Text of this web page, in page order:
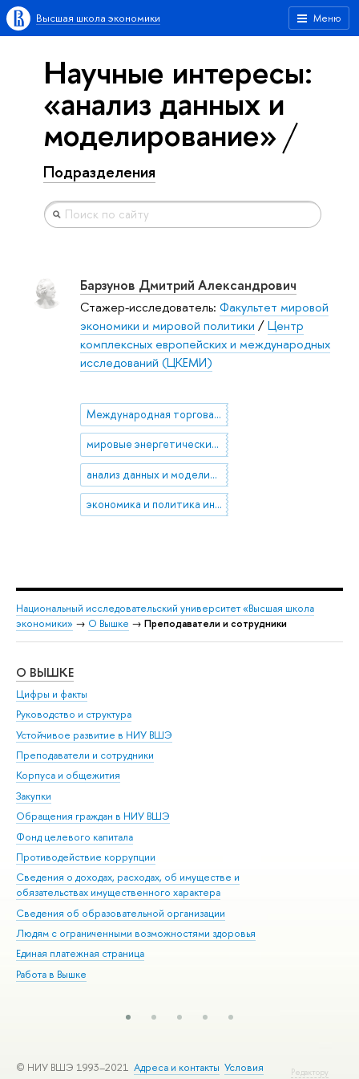
Меню
Высшая школа экономики
Научные интересы:
«анализ данных и
моделирование»
Подразделения
Барзунов Дмитрий Александрович
Стажер-исследователь: Факультет мировой
экономики и мировой политики /Центр
комплексных европейских и международных
исследований (ЦКЕМИ)
Международная торговая политика
мировые энергетические рынки
анализ данных и моделирование
экономика и политика индии
Национальный исследовательский университет «Высшая школа
экономики» → О Вышке → Преподаватели и сотрудники
О ВЫШКЕ
Цифры и факты
Руководство и структура
Устойчивое развитие в НИУ ВШЭ
Преподаватели и сотрудники
Корпуса и общежития
Закупки
Обращения граждан в НИУ ВШЭ
Фонд целевого капитала
Противодействие коррупции
Сведения о доходах, расходах, об имуществе и
обязательствах имущественного характера
Сведения об образовательной организации
Людям с ограниченными возможностями здоровья
Единая платежная страница
Работа в Вышке
Редактору
© НИУ ВШЭ 1993–2021 Адреса и контакты Условия